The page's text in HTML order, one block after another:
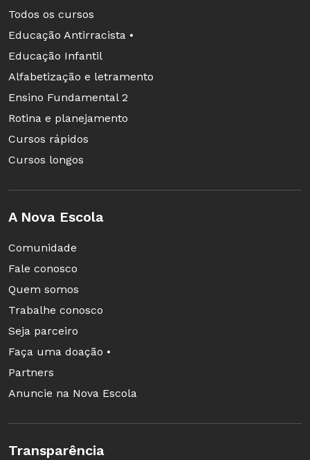
Todos os cursos
Educação Antirracista •
Educação Infantil
Alfabetização e letramento
Ensino Fundamental 2
Rotina e planejamento
Cursos rápidos
Cursos longos
A Nova Escola
Comunidade
Fale conosco
Quem somos
Trabalhe conosco
Seja parceiro
Faça uma doação •
Partners
Anuncie na Nova Escola
Transparência